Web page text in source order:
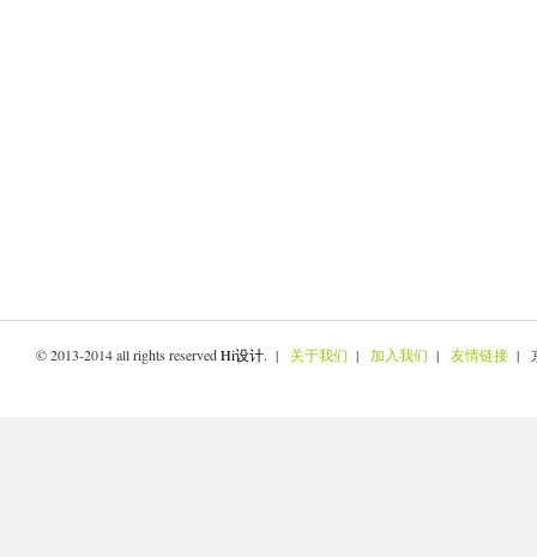
© 2013-2014 all rights reservedHi设计. | 关于我们 | 加入我们 | 友情链接 |